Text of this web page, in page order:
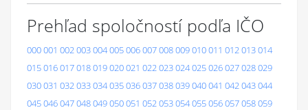
Prehľad spoločností podľa IČO
000001 002003004005006007008009010011 012013014
015016017018019020021 022023024025026027028029
030031 032033034035036037038039040041 042043044
045046047048049050051 052053054055056057058059